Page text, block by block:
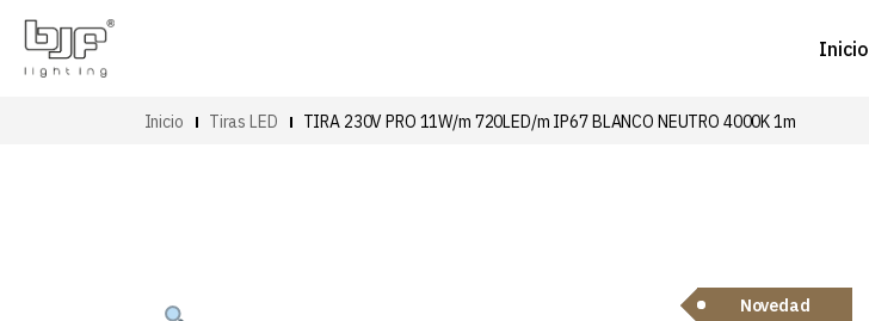
Inicio
Inicio Tiras LED TIRA 230V PRO 11W/m 720LED/m IP67 BLANCO NEUTRO 4000K 1m
Novedad